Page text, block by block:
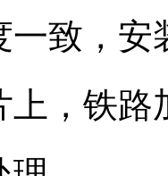
一致，
上，铁